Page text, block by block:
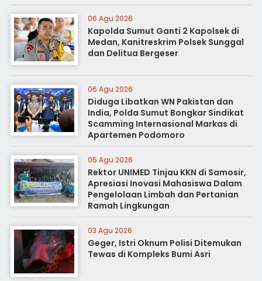
06 Agu 2026
Kapolda Sumut Ganti 2 Kapolsek di
Medan, Kanitreskrim Polsek Sunggal
dan Delitua Bergeser
06 Agu 2026
Diduga Libatkan WN Pakistan dan
India, Polda Sumut Bongkar Sindikat
Scamming Internasional Markas di
Apartemen Podomoro
05 Agu 2026
Rektor UNIMED Tinjau KKN di Samosir,
Apresiasi Inovasi Mahasiswa Dalam
Pengelolaan Limbah dan Pertanian
Ramah Lingkungan
03 Agu 2026
Geger, Istri Oknum Polisi Ditemukan
Tewas di Kompleks Bumi Asri